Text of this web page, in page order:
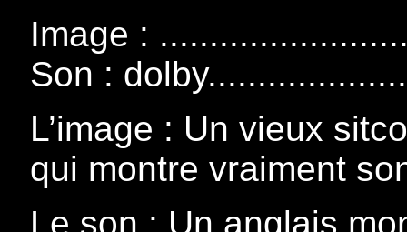
Image :
Son :
L’image : Un vieux
qui montre vraiment
Le son : Un anglais